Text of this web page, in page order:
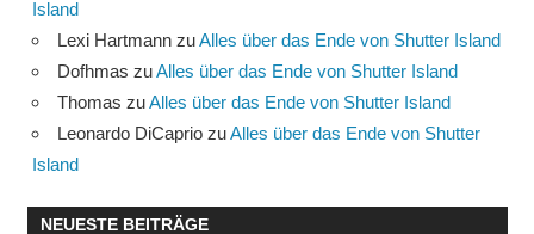
Island
Lexi Hartmann zuAlles über das Ende von Shutter Island
Dofhmas zuAlles über das Ende von Shutter Island
Thomas zuAlles über das Ende von Shutter Island
Leonardo DiCaprio zuAlles über das Ende von Shutter
Island
NEUESTE BEITRÄGE